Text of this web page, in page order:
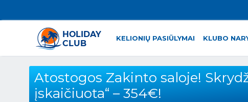
KELIONIŲ PASIŪLYMAI KLUBO
Atostogos Zakinto saloje!
įskaičiuota“ – 354€!